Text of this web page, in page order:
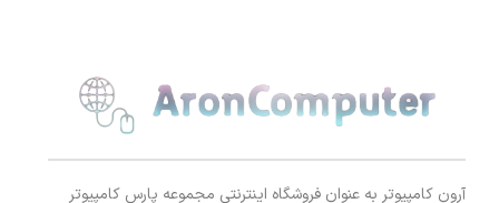
آرون کامپیوتر به عنوان فروشگاه اینترنتی مجموعه پارس کامپیوتر